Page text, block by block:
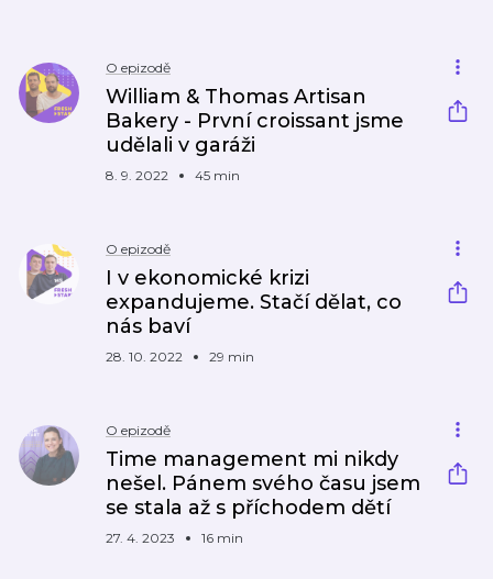
O epizodě
William & Thomas Artisan
Bakery - První croissant jsme
udělali v garáži
8. 9. 2022 45 min
O epizodě
I v ekonomické krizi
expandujeme. Stačí dělat, co
nás baví
28. 10. 2022 29 min
O epizodě
Time management mi nikdy
nešel. Pánem svého času jsem
se stala až s příchodem dětí
27. 4. 2023 16 min